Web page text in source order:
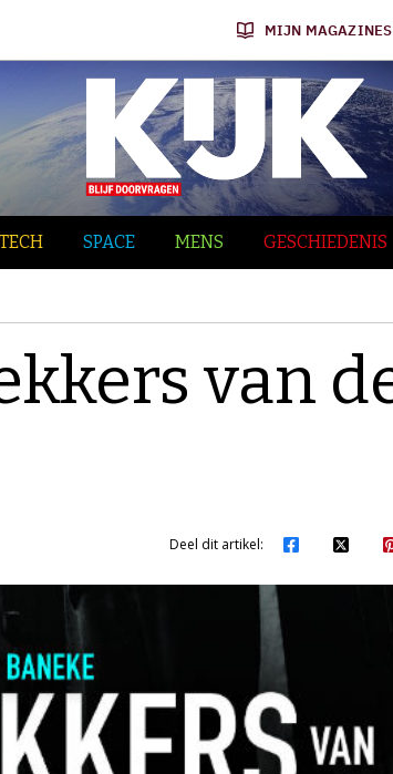
MIJN
TECH SPACE MENS GESCHIEDENIS
van
Deel dit artikel: